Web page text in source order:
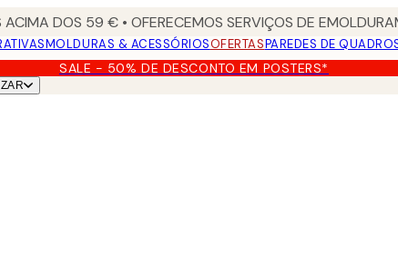
ACIMA DOS 59 € • OFERECEMOS SERVIÇOS DE
MOLDURAS & ACESSÓRIOSOFERTASPAREDES DE
SALE - 50% DE DESCONTO EM POSTERS*